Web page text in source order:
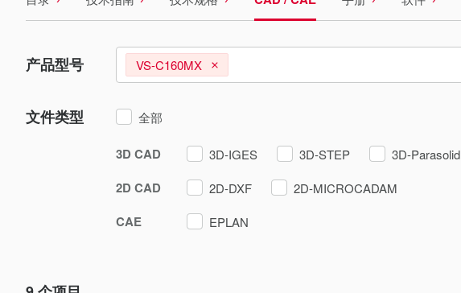
产品型号 VS-C160MX
文件类型 全部
3D CAD 3D-IGES 3D-STEP 3D-Parasolid
2D CAD 2D-DXF 2D-MICROCADAM
CAE EPLAN